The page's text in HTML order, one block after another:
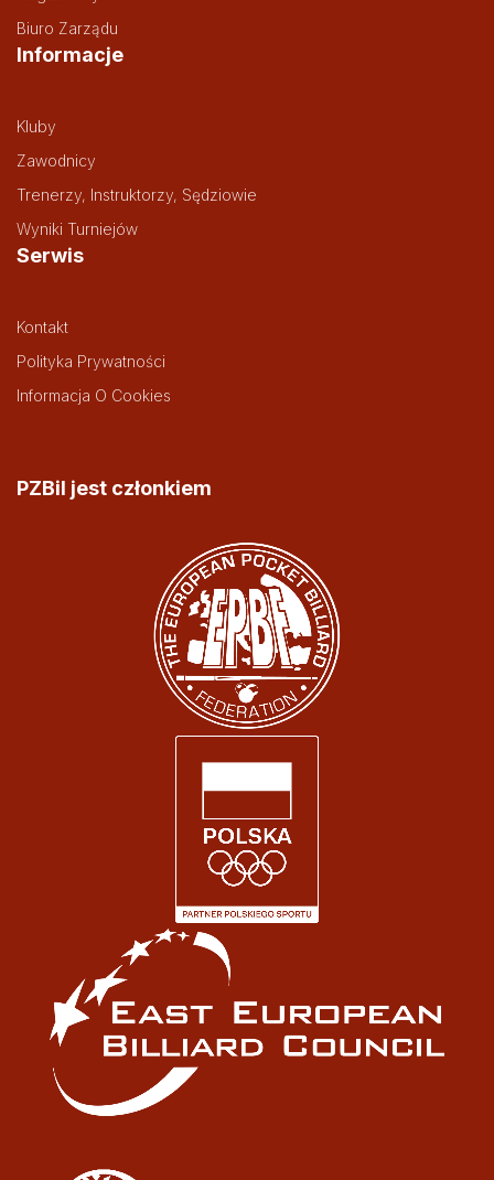
Biuro Zarządu
Informacje
Kluby
Zawodnicy
Trenerzy, Instruktorzy, Sędziowie
Wyniki Turniejów
Serwis
Kontakt
Polityka Prywatności
Informacja O Cookies
PZBil jest członkiem